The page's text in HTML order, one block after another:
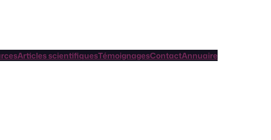
Articles scientifiquesTémoignagesContactAnnuaire